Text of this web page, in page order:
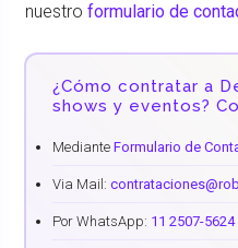
nuestro formulario de
¿Cómo contratar a
shows y eventos?
Mediante Formulario de
Via Mail:
Por WhatsApp: 11 2507-5624